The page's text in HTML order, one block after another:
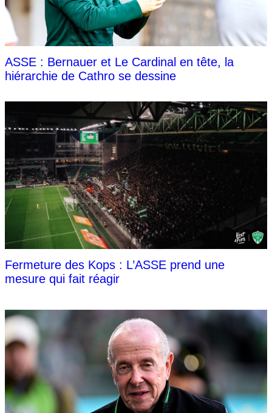
ASSE : Bernauer et Le Cardinal en tête, la
hiérarchie de Cathro se dessine
Fermeture des Kops : L’ASSE prend une
mesure qui fait réagir